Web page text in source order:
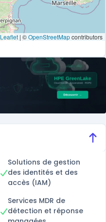
Leaflet | ©OpenStreetMapcontributors
Solutions de gestion
des identités et des
accès (IAM)
Services MDR de
détection et réponse